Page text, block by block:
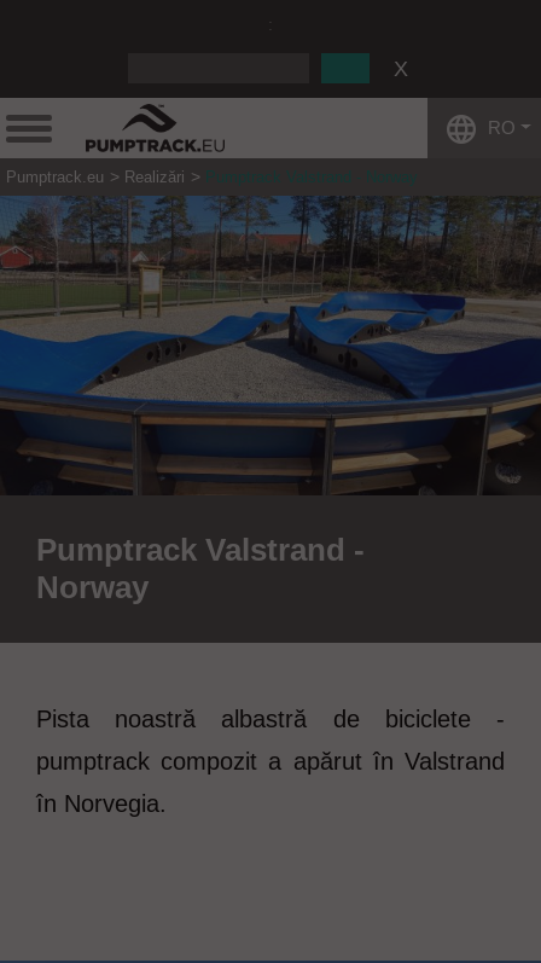
RO
Pumptrack.eu Realizări Pumptrack Valstrand - Norway
Pumptrack Valstrand -
Norway
Pista noastră albastră de biciclete -
pumptrack compozit a apărut în Valstrand
în Norvegia.